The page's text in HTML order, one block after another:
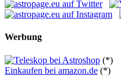
Werbung
(*)
Einkaufen bei amazon.de (*)